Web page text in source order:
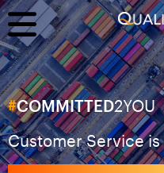
#COMMITTED2YOU
Customer Service